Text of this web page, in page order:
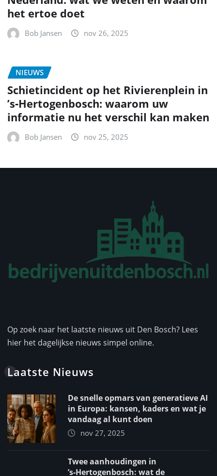
het ertoe doet
Bob Jansen nov 26, 2025
NIEUWS
Schietincident op het Rivierenplein in
’s‑Hertogenbosch: waarom uw
informatie nu het verschil kan maken
Bob Jansen nov 25, 2025
Op zoek naar het laatste nieuws uit Den Bosch? Lees
hier het dagelijkse nieuws simpel online.
Laatste Nieuws
De snelle opmars van generatieve AI
in Europa: kansen, kaders en wat je
vandaag al kunt doen
nov 27, 2025
Twee aanhoudingen in
’s‑Hertogenbosch: wat de